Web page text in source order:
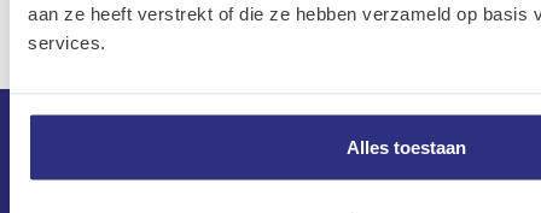
aan ze heeft verstrekt of die ze hebben verzameld op basis
services.
Alles toestaan